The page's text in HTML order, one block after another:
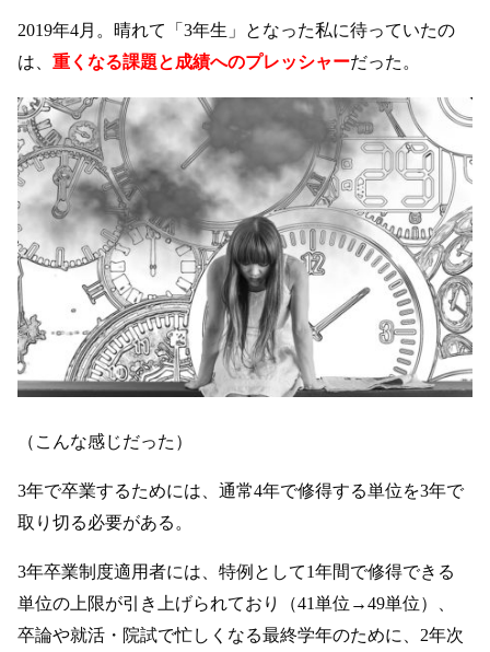
2019年4月。晴れて「3年生」となった私に待っていたの
は、重くなる課題と成績へのプレッシャーだった。
（こんな感じだった）
3年で卒業するためには、通常4年で修得する単位を3年で
取り切る必要がある。
3年卒業制度適用者には、特例として1年間で修得できる
単位の上限が引き上げられており（41単位→49単位）、
卒論や就活・院試で忙しくなる最終学年のために、2年次